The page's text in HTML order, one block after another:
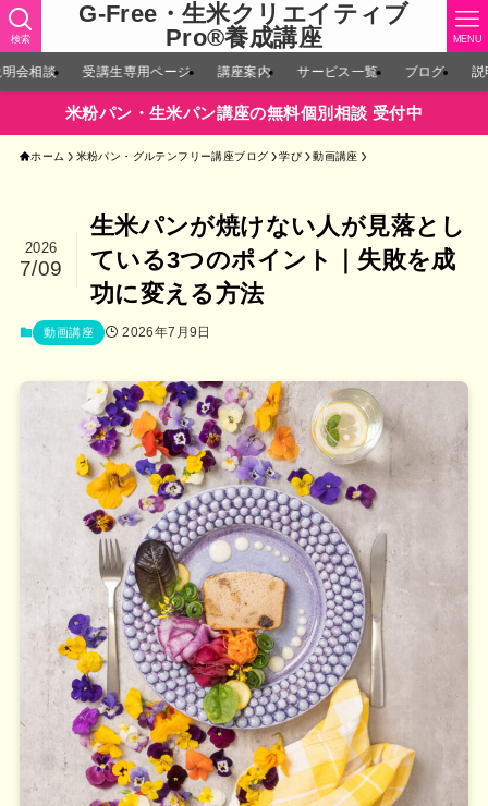
G-Free・生米クリエイティブ
Pro®︎養成講座
検索 MENU
明会相談 受講生専用ページ 講座案内 サービス一覧 ブログ 説
米粉パン・生米パン講座の無料個別相談 受付中
ホーム 米粉パン・グルテンフリー講座ブログ 学び 動画講座
生米パンが焼けない人が見落とし
ている3つのポイント｜失敗を成
功に変える方法
2026
7/09
動画講座 2026年7月9日